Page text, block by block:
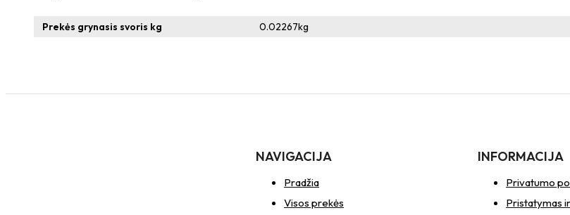
Prekės grynasis svoris kg 0.02267kg
NAVIGACIJA
Pradžia
Visos prekės
INFORMACIJA
Privatumo
Pristatymas